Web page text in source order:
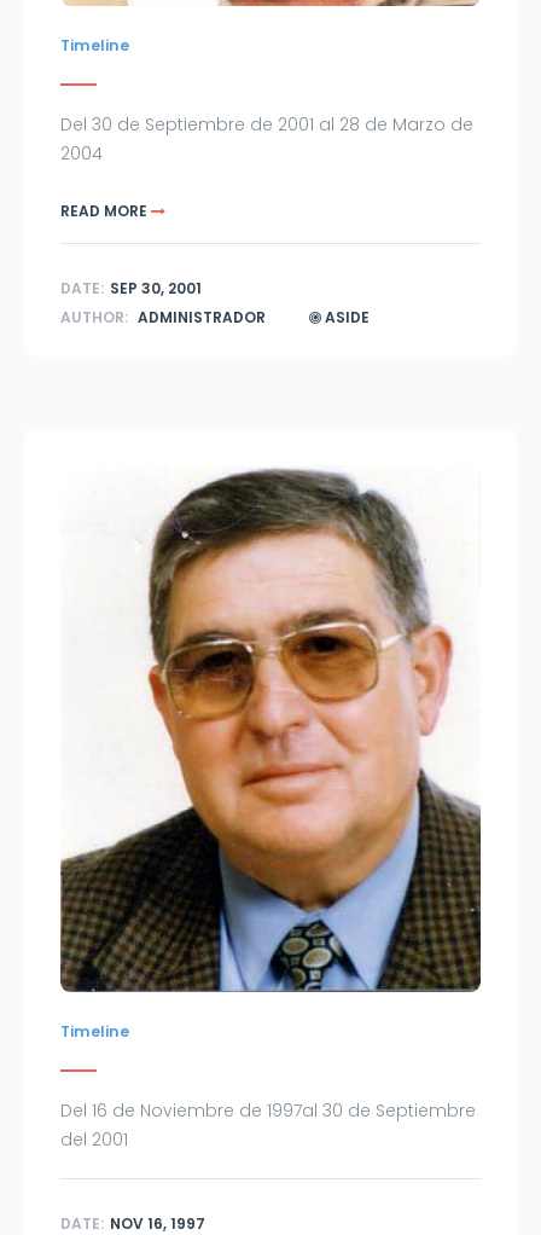
Timeline
Del 30 de Septiembre de 2001 al 28 de Marzo de
2004
READ MORE
DATE: SEP 30, 2001
AUTHOR: ADMINISTRADOR ASIDE
Timeline
Del 16 de Noviembre de 1997al 30 de Septiembre
del 2001
DATE: NOV 16, 1997